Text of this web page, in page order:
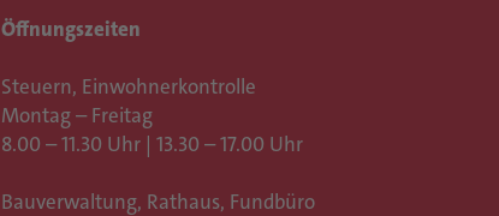
Öffnungszeiten
Steuern, Einwohnerkontrolle
Montag – Freitag
8.00 – 11.30 Uhr | 13.30 – 17.00 Uhr
Bauverwaltung, Rathaus, Fundbüro